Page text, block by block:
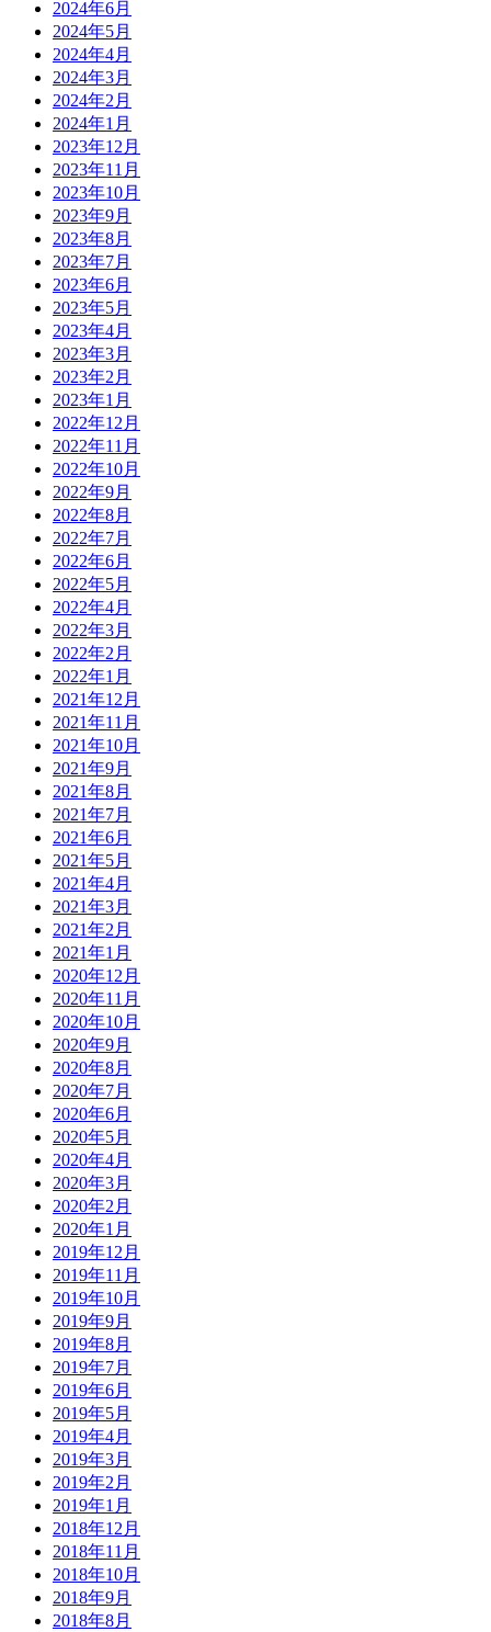
2024年6月
2024年5月
2024年4月
2024年3月
2024年2月
2024年1月
2023年12月
2023年11月
2023年10月
2023年9月
2023年8月
2023年7月
2023年6月
2023年5月
2023年4月
2023年3月
2023年2月
2023年1月
2022年12月
2022年11月
2022年10月
2022年9月
2022年8月
2022年7月
2022年6月
2022年5月
2022年4月
2022年3月
2022年2月
2022年1月
2021年12月
2021年11月
2021年10月
2021年9月
2021年8月
2021年7月
2021年6月
2021年5月
2021年4月
2021年3月
2021年2月
2021年1月
2020年12月
2020年11月
2020年10月
2020年9月
2020年8月
2020年7月
2020年6月
2020年5月
2020年4月
2020年3月
2020年2月
2020年1月
2019年12月
2019年11月
2019年10月
2019年9月
2019年8月
2019年7月
2019年6月
2019年5月
2019年4月
2019年3月
2019年2月
2019年1月
2018年12月
2018年11月
2018年10月
2018年9月
2018年8月